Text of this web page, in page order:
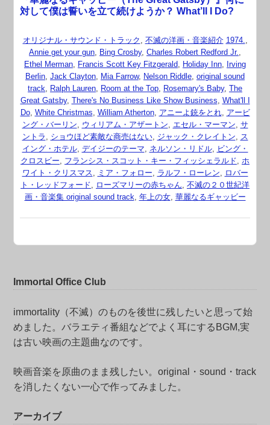
対して僕は誓いを立て続けようか？ What’ll I Do?
オリジナル・サウンド・トラック , 不滅の洋画・音楽紹介 1974.,
Annie get your gun, Bing Crosby, Charles Robert Redford Jr.,
Ethel Merman, Francis Scott Key Fitzgerald, Holiday Inn, Irving
Berlin, Jack Clayton, Mia Farrow, Nelson Riddle, original sound
track, Ralph Lauren, Room at the Top, Rosemary's Baby, The
Great Gatsby, There's No Business Like Show Business, What'll I
Do, White Christmas, William Atherton, アニーよ銃をとれ, アービ
ング・バーリン, ウィリアム・アザートン, エセル・マーマン, サ
ントラ , ショウほど素敵な商売はない, ジャック・クレイトン, ス
イング・ホテル, デイジーのテーマ, ネルソン・リドル, ビング・
クロスビー, フランシス・スコット・キー・フィッシェラルド, ホ
ワイト・クリスマス, ミア・フォロー, ラルフ・ローレン, ロバー
ト・レッドフォード, ローズマリーの赤ちゃん, 不滅の２０世紀洋
画・音楽集 original sound track, 年上の女, 華麗なるギャッビー
Immortal Office Club
immortality（不滅）のものを後世に残したいと思って始
めました。バラエティ番組などでよく耳にするBGM,実
は古い映画の主題曲なのです。
映画音楽を原曲のまま残したい。original・sound・track
を消したくない一心で作ってみました。
アーカイブ